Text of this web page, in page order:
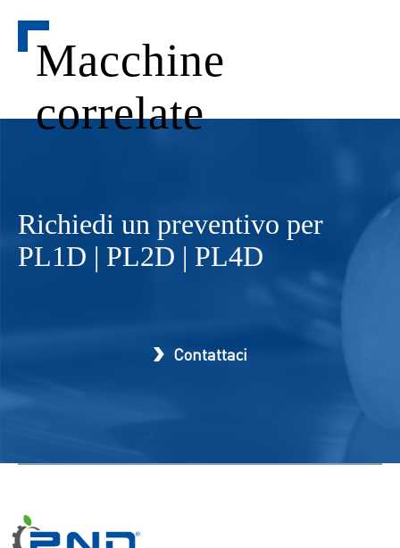
Macchine
correlate
Richiedi un preventivo per
PL1D | PL2D | PL4D
Contattaci